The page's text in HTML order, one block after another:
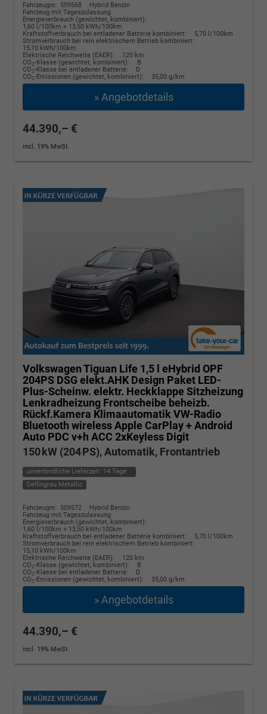
Fahrzeugnr.: 509568
Hybrid Benzin
Fahrzeug mit Tageszulassung
Energieverbrauch (gewichtet, kombiniert):
1,60 l/100km + 13,50 kWh/100km
Kraftstoffverbrauch bei entladener Batterie kombiniert:
5,70 l/100km
Stromverbrauch bei rein elektrischem Betrieb kombiniert:
15,10 kWh/100km
Elektrische Reichweite (EAER):
120 km
CO2-Klasse (gewichtet, kombiniert):
B
CO2-Klasse bei entladener Batterie:
D
CO2-Emissionen (gewichtet, kombiniert): 35,00 g/km
» Angebotdetails
44.390,– €
incl. 19% MwSt.
Volkswagen Tiguan Life 1,5 l eHybrid OPF
204PS DSG elekt.AHK Design Paket LED-
Plus-Scheinw. elektr. Heckklappe Sitzheizung
Lenkradheizung Frontscheibe beheizb.
Rückf.Kamera Klimaautomatik VW-Radio
Bluetooth wireless Apple CarPlay + Android
Auto PDC v+h ACC 2xKeyless Digit
150 kW (204 PS), Automatik, Frontantrieb
unverbindliche Lieferzeit: 14 Tage
Delfingrau Metallic
Fahrzeugnr.: 509572
Hybrid Benzin
Fahrzeug mit Tageszulassung
Energieverbrauch (gewichtet, kombiniert):
1,60 l/100km + 13,50 kWh/100km
Kraftstoffverbrauch bei entladener Batterie kombiniert:
5,70 l/100km
Stromverbrauch bei rein elektrischem Betrieb kombiniert:
15,10 kWh/100km
Elektrische Reichweite (EAER):
120 km
CO2-Klasse (gewichtet, kombiniert):
B
CO2-Klasse bei entladener Batterie:
D
CO2-Emissionen (gewichtet, kombiniert): 35,00 g/km
» Angebotdetails
44.390,– €
incl. 19% MwSt.